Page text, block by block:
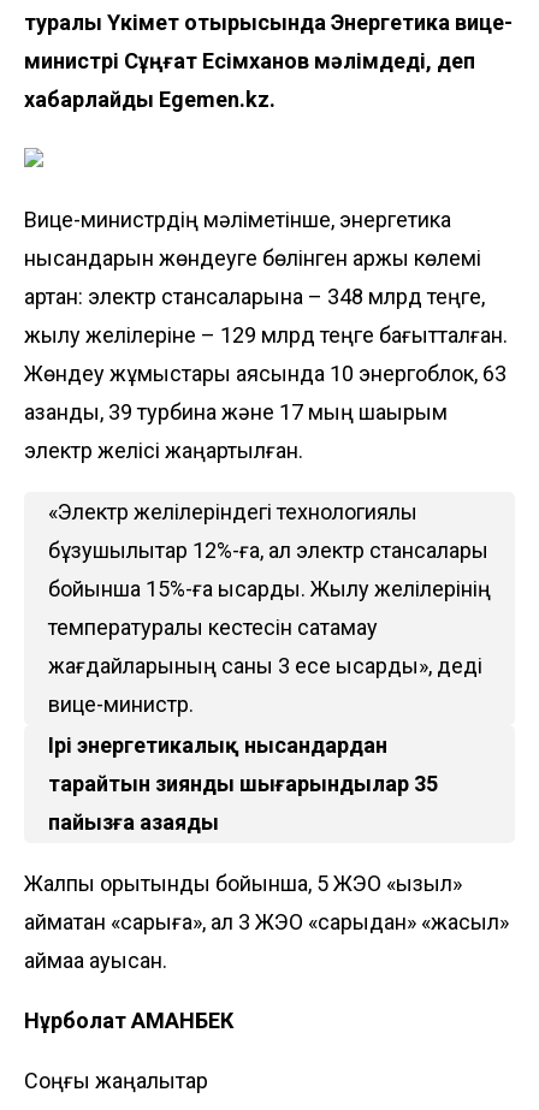
туралы Үкімет отырысында Энергетика вице-
министрі Сұңғат Есімханов мәлімдеді, деп
хабарлайды Egemen.kz.
Вице-министрдің мәліметінше, энергетика
нысандарын жөндеуге бөлінген қаржы көлемі
артқан: электр стансаларына – 348 млрд теңге,
жылу желілеріне – 129 млрд теңге бағытталған.
Жөндеу жұмыстары аясында 10 энергоблок, 63
қазандық, 39 турбина және 17 мың шақырым
электр желісі жаңартылған.
«Электр желілеріндегі технологиялық
бұзушылықтар 12%-ға, ал электр стансалары
бойынша 15%-ға қысқарды. Жылу желілерінің
температуралық кестесін сақтамау
жағдайларының саны 3 есе қысқарды», деді
вице-министр.
Ірі энергетикалық нысандардан
тарайтын зиянды шығарындылар 35
пайызға азаяды
Жалпы қорытынды бойынша, 5 ЖЭО «қызыл»
аймақтан «сарыға», ал 3 ЖЭО «сарыдан» «жасыл»
аймаққа ауысқан.
Нұрболат АМАНБЕК
Соңғы жаңалықтар